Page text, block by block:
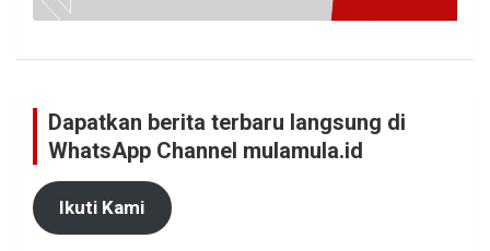
Dapatkan berita terbaru langsung di
WhatsApp Channel mulamula.id
Ikuti Kami